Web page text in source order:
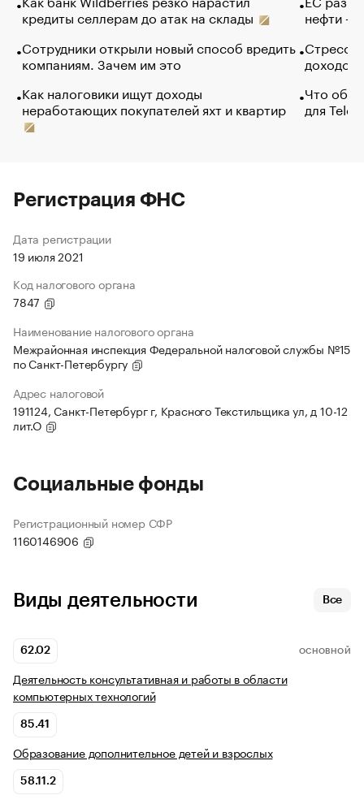
кредиты селлерам до атак на склады
Сотрудники открыли новый способ вредить
компаниям. Зачем им это
Как налоговики ищут доходы
неработающих покупателей яхт и квартир
нефти —
Стресс
доходов
Что
для
Регистрация ФНС
Дата регистрации
19 июля 2021
Код налогового органа
7847
Наименование налогового органа
Межрайонная инспекция Федеральной налоговой службы №15
по Санкт-Петербургу
Адрес налоговой
191124, Санкт-Петербург г, Красного Текстильщика ул, д 10-12
лит.О
Социальные фонды
Регистрационный номер СФР
1160146906
Виды деятельности Все
62.02 ОСНОВНОЙ
Деятельность консультативная и работы в области
компьютерных технологий
85.41
Образование дополнительное детей и взрослых
58.11.2